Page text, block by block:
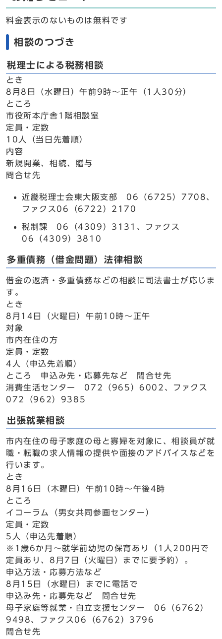
料金表示のないものは無料です
相談のつづき
税理士による税務相談
とき
8月8日（水曜日）午前9時～正午（1人30分）
ところ
市役所本庁舎1階相談室
定員・定数
10人（当日先着順）
内容
新規開業、相続、贈与
問合せ先
近畿税理士会東大阪支部 06（6725）7708、
ファクス06（6722）2170
税制課 06（4309）3131、ファクス
06（4309）3810
多重債務（借金問題）法律相談
借金の返済・多重債務などの相談に司法書士が応じま
す。
とき
8月14日（火曜日）午前10時～正午
対象
市内在住の方
定員・定数
4人（申込先着順）
ところ 申込み先・応募先など 問合せ先
消費生活センター 072（965）6002、ファクス
072（962）9385
出張就業相談
市内在住の母子家庭の母と寡婦を対象に、相談員が就
職・転職の求人情報の提供や面接のアドバイスなどを
行います。
とき
8月16日（木曜日）午前10時～午後4時
ところ
イコーラム（男女共同参画センター）
定員・定数
5人（申込先着順）
※1歳6か月～就学前幼児の保育あり（1人200円で
定員あり、8月7日（火曜日）までに要予約）。
申込方法・応募方法など
8月15日（水曜日）までに電話で
申込み先・応募先など 問合せ先
母子家庭等就業・自立支援センター 06（6762）
9498、ファクス06（6762）3796
問合せ先